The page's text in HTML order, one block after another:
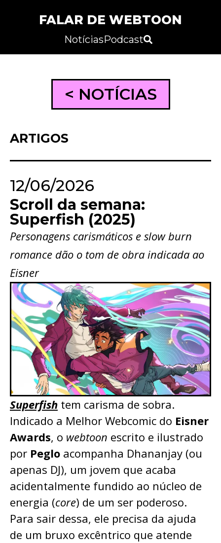
FALAR DE WEBTOON
NotíciasPodcast
< NOTÍCIAS
ARTIGOS
12/06/2026
Scroll da semana:
Superfish (2025)
Personagens carismáticos e slow burn
romance dão o tom de obra indicada ao
Eisner
Superfish tem carisma de sobra.
Indicado a Melhor Webcomic do Eisner
Awards, o webtoon escrito e ilustrado
por Peglo acompanha Dhananjay (ou
apenas DJ), um jovem que acaba
acidentalmente fundido ao núcleo de
energia (core) de um ser poderoso.
Para sair dessa, ele precisa da ajuda
de um bruxo excêntrico que atende